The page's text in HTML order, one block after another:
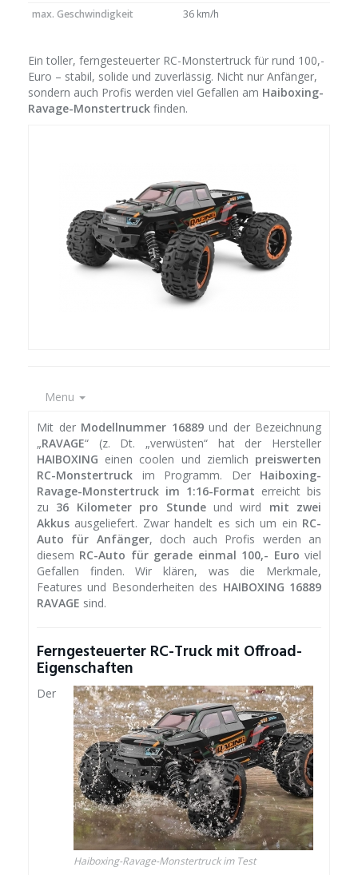
max. Geschwindigkeit
36 km/h
Ein toller, ferngesteuerter RC-Monstertruck für rund 100,-
Euro – stabil, solide und zuverlässig. Nicht nur Anfänger,
sondern auch Profis werden viel Gefallen am Haiboxing-
Ravage-Monstertruck finden.
Menu
Mit der Modellnummer 16889und der Bezeichnung
„RAVAGE“ (z. Dt. „verwüsten“ hat der Hersteller
HAIBOXING einen coolen und ziemlich preiswerten
RC-Monstertruck im Programm. Der Haiboxing-
Ravage-Monstertruck im 1:16-Format erreicht bis
zu 36 Kilometer pro Stundeund wird mit zwei
Akkus ausgeliefert. Zwar handelt es sich um ein RC-
Auto für Anfänger, doch auch Profis werden an
diesem RC-Auto für gerade einmal 100,- Euro viel
Gefallen finden. Wir klären, was die Merkmale,
Features und Besonderheiten des HAIBOXING 16889
RAVAGE sind.
Ferngesteuerter RC-Truck mit Offroad-
Eigenschaften
Haiboxing-Ravage-Monstertruck im Test
Der